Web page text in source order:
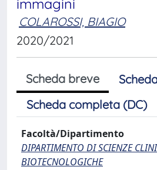
immagini
COLAROSSI, BIAGIO
2020/2021
Scheda breve
Scheda completa (DC)
Facoltà/Dipartimento
DIPARTIMENTO DI SCIENZE
BIOTECNOLOGICHE